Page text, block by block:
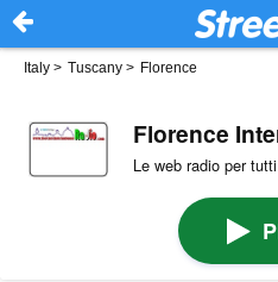
Italy > Tuscany > Florence
Florence
Le web radio per